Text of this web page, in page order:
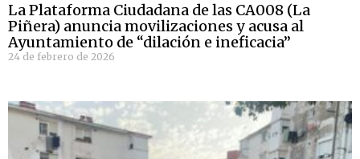
La Plataforma Ciudadana de las CA008 (La
Piñera) anuncia movilizaciones y acusa al
Ayuntamiento de “dilación e ineficacia”
24 de febrero de 2026